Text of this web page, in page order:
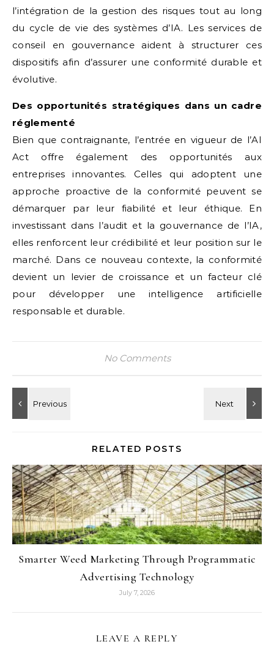
l’intégration de la gestion des risques tout au long
du cycle de vie des systèmes d’IA. Les services de
conseil en gouvernance aident à structurer ces
dispositifs afin d’assurer une conformité durable et
évolutive.
Des opportunités stratégiques dans un cadre
réglementé
Bien que contraignante, l’entrée en vigueur de l’AI
Act offre également des opportunités aux
entreprises innovantes. Celles qui adoptent une
approche proactive de la conformité peuvent se
démarquer par leur fiabilité et leur éthique. En
investissant dans l’audit et la gouvernance de l’IA,
elles renforcent leur crédibilité et leur position sur le
marché. Dans ce nouveau contexte, la conformité
devient un levier de croissance et un facteur clé
pour développer une intelligence artificielle
responsable et durable.
No Comments
RELATED POSTS
Smarter Weed Marketing Through Programmatic
Advertising Technology
July 7, 2026
LEAVE A REPLY